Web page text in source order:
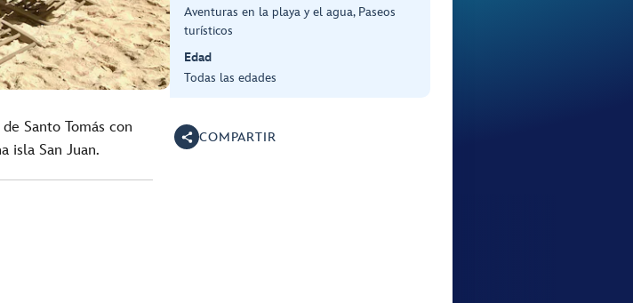
Aventuras en la playa y el agua, Paseos
turísticos
Edad
Todas las edades
Santo Tomás con
isla San Juan.
COMPARTIR